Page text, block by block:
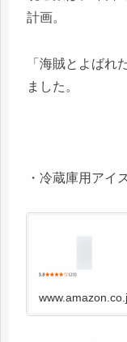
計画。
「海賊とよばれ
ました。
・冷蔵庫用アイ